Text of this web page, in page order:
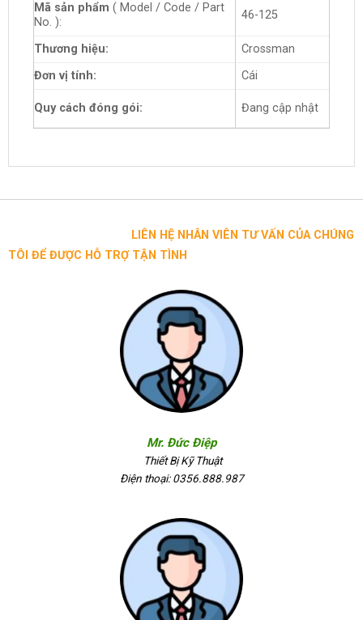
Mã sản phẩm ( Model / Code / Part
No. ):
46-125
Thương hiệu:
Crossman
Đơn vị tính:
Cái
Quy cách đóng gói: Đang cập nhật
LIÊN HỆ NHÂN VIÊN TƯ VẤN CỦA CHÚNG
TÔI ĐỂ ĐƯỢC HỖ TRỢ TẬN TÌNH
Mr. Đức Điệp
Thiết Bị Kỹ Thuật
Điện thoại: 0356.888.987